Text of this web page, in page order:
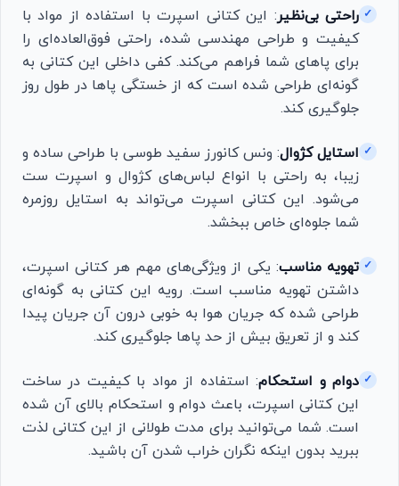
✓ راحتی بی‌نظیر: این کتانی اسپرت با استفاده از مواد با
کیفیت و طراحی مهندسی شده، راحتی فوق‌العاده‌ای را
برای پاهای شما فراهم می‌کند. کفی داخلی این کتانی به
گونه‌ای طراحی شده است که از خستگی پاها در طول روز
جلوگیری کند.
✓ استایل کژوال: ونس کانورز سفید طوسی با طراحی ساده و
زیبا، به راحتی با انواع لباس‌های کژوال و اسپرت ست
می‌شود. این کتانی اسپرت می‌تواند به استایل روزمره
شما جلوه‌ای خاص ببخشد.
✓ تهویه مناسب: یکی از ویژگی‌های مهم هر کتانی اسپرت،
داشتن تهویه مناسب است. رویه این کتانی به گونه‌ای
طراحی شده که جریان هوا به خوبی درون آن جریان پیدا
کند و از تعریق بیش از حد پاها جلوگیری کند.
✓ دوام و استحکام: استفاده از مواد با کیفیت در ساخت
این کتانی اسپرت، باعث دوام و استحکام بالای آن شده
است. شما می‌توانید برای مدت طولانی از این کتانی لذت
ببرید بدون اینکه نگران خراب شدن آن باشید.